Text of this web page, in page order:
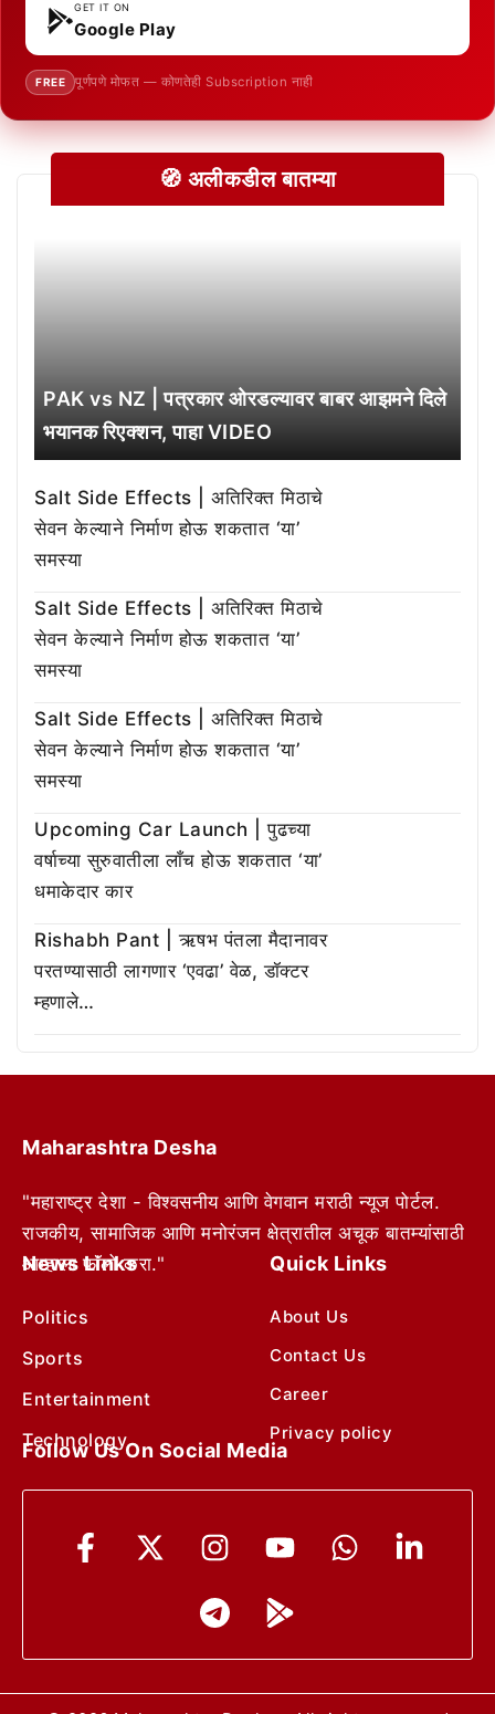
GET IT ON
Google Play
FREE पूर्णपणे मोफत — कोणतेही Subscription नाही
🧭 अलीकडील बातम्या
PAK vs NZ | पत्रकार ओरडल्यावर बाबर आझमने दिले
भयानक रिएक्शन, पाहा VIDEO
Salt Side Effects | अतिरिक्त मिठाचे
सेवन केल्याने निर्माण होऊ शकतात ‘या’
समस्या
Salt Side Effects | अतिरिक्त मिठाचे
सेवन केल्याने निर्माण होऊ शकतात ‘या’
समस्या
Salt Side Effects | अतिरिक्त मिठाचे
सेवन केल्याने निर्माण होऊ शकतात ‘या’
समस्या
Upcoming Car Launch | पुढच्या
वर्षाच्या सुरुवातीला लाँच होऊ शकतात ‘या’
धमाकेदार कार
Rishabh Pant | ऋषभ पंतला मैदानावर
परतण्यासाठी लागणार ‘एवढा’ वेळ, डॉक्टर
म्हणाले…
Maharashtra Desha
"महाराष्ट्र देशा - विश्वसनीय आणि वेगवान मराठी न्यूज पोर्टल.
राजकीय, सामाजिक आणि मनोरंजन क्षेत्रातील अचूक बातम्यांसाठी
आम्हाला फॉलो करा."
News Links
Politics
Sports
Entertainment
Technology
Quick Links
About Us
Contact Us
Career
Privacy policy
Follow Us On Social Media